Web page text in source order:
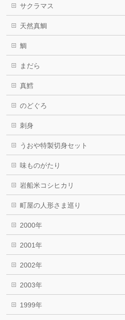
サクラマス
天然真鯛
鯛
まだら
真鱈
のどぐろ
刺身
うおや特製切身セット
味ものがたり
岩船米コシヒカリ
町屋の人形さま巡り
2000年
2001年
2002年
2003年
1999年